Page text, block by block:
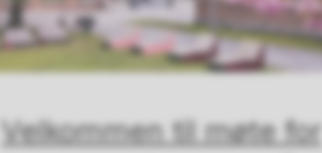
Velkommen til møte for